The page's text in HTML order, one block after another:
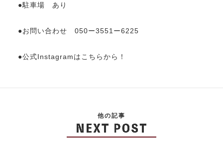
●駐車場 あり
●お問い合わせ 050ー3551ー6225
●公式Instagramはこちらから！
他の記事